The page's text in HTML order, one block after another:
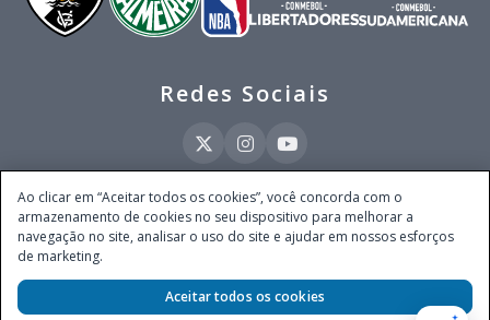
Redes Sociais
Este site é operado pela Ventmear Brasil LTDA (CNPJ 52.868.380/0001-84), com
endereço na Avenida Brigadeiro Faria Lima, nº 4.055, 3º andar, Itaim Bibi, no
Município de São Paulo, Estado de São Paulo, CEP 04538-133, Brasil - empresa
autorizada a operar apostas de quota fixa em todo território nacional pela
Secretaria de Prêmios e Apostas do Ministério da Fazenda, conforme Portaria nº
247, de 07.02.2025, publicada no DOU em 11.2.2025.
Ao clicar em “Aceitar todos os cookies”, você concorda com o
armazenamento de cookies no seu dispositivo para melhorar a
navegação no site, analisar o uso do site e ajudar em nossos esforços
de marketing.
Aceitar todos os cookies